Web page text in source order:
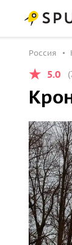
Россия
5.0